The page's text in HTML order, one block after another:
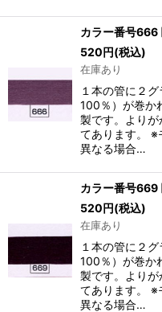
カラー番号666
520円(税込)
在庫あり
１本の管に２
100％）が巻か
製です。より
てあります。 ※
異なる場合…
カラー番号669
520円(税込)
在庫あり
１本の管に２
100％）が巻か
製です。より
てあります。 ※
異なる場合…